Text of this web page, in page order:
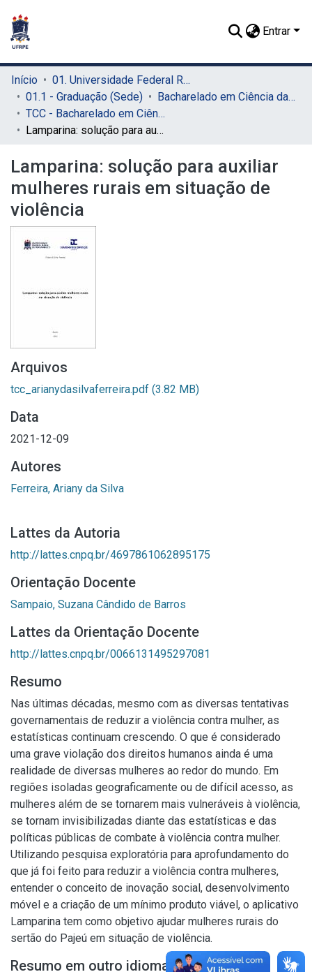
Entrar
Início
01. Universidade Federal Rural de Pernambuco - UFRPE (Sede)
01.1 - Graduação (Sede)
Bacharelado em Ciência da Computação (Sede)
TCC - Bacharelado em Ciência da Computação (Sede)
Lamparina: solução para auxiliar mulheres rurais em situação de violência
Lamparina: solução para auxiliar
mulheres rurais em situação de
violência
Arquivos
tcc_arianydasilvaferreira.pdf (3.82 MB)
Data
2021-12-09
Autores
Ferreira, Ariany da Silva
Lattes da Autoria
http://lattes.cnpq.br/4697861062895175
Orientação Docente
Sampaio, Suzana Cândido de Barros
Lattes da Orientação Docente
http://lattes.cnpq.br/0066131495297081
Resumo
Nas últimas décadas, mesmo com as diversas tentativas
governamentais de reduzir a violência contra mulher, as
estatísticas continuam crescendo. O que é considerado
uma grave violação dos direitos humanos ainda é uma
realidade de diversas mulheres ao redor do mundo. Em
regiões isoladas geograficamente ou de difícil acesso, as
mulheres além de se tornarem mais vulneráveis à violência,
se tornam invisibilizadas diante das estatísticas e das
políticas públicas de combate à violência contra mulher.
Utilizando pesquisa exploratória para aprofundamento do
que já foi feito para reduzir a violência contra mulheres,
entender o conceito de inovação social, desenvolvimento
móvel e a criação de um mínimo produto viável, o aplicativo
Lamparina tem como objetivo ajudar mulheres rurais do
sertão do Pajeú em situação de violência.
Resumo em outro idioma